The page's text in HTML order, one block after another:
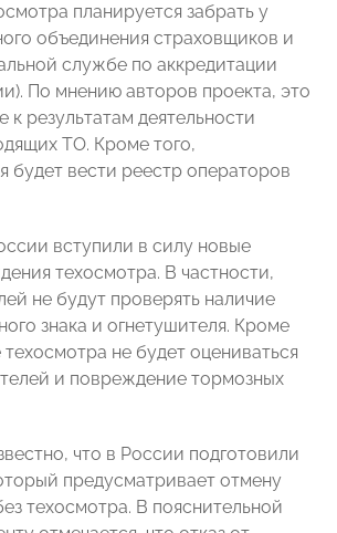
планируется забрать у
объединения страховщиков и
службе по аккредитации
По мнению авторов проекта, это
к результатам деятельности
ТО. Кроме того,
будет вести реестр операторов
вступили в силу новые
техосмотра. В частности,
не будут проверять наличие
знака и огнетушителя. Кроме
не будет оцениваться
и повреждение тормозных
что в России подготовили
предусматривает отмену
техосмотра. В пояснительной